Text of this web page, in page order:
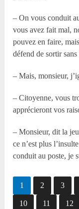
– On vous conduit
vous avez fait mal,
pouvez en faire,
défend de sortir
– Mais, monsieur,
– Citoyenne, vous
apprécieront vos
– Monsieur, dit la
ce n’est plus
conduit au poste, je
1 2 3
10 11 12